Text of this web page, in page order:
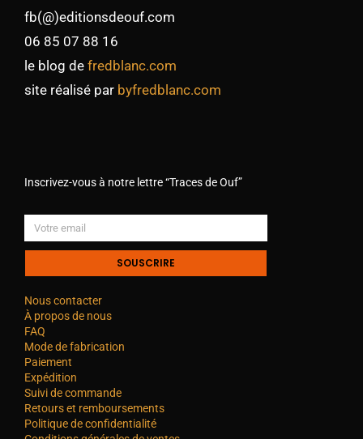
fb(@)editionsdeouf.com
06 85 07 88 16
le blog de fredblanc.com
site réalisé par byfredblanc.com
Inscrivez-vous à notre lettre “Traces de Ouf”
SOUSCRIRE
Nous contacter
À propos de nous
FAQ
Mode de fabrication
Paiement
Expédition
Suivi de commande
Retours et remboursements
Politique de confidentialité